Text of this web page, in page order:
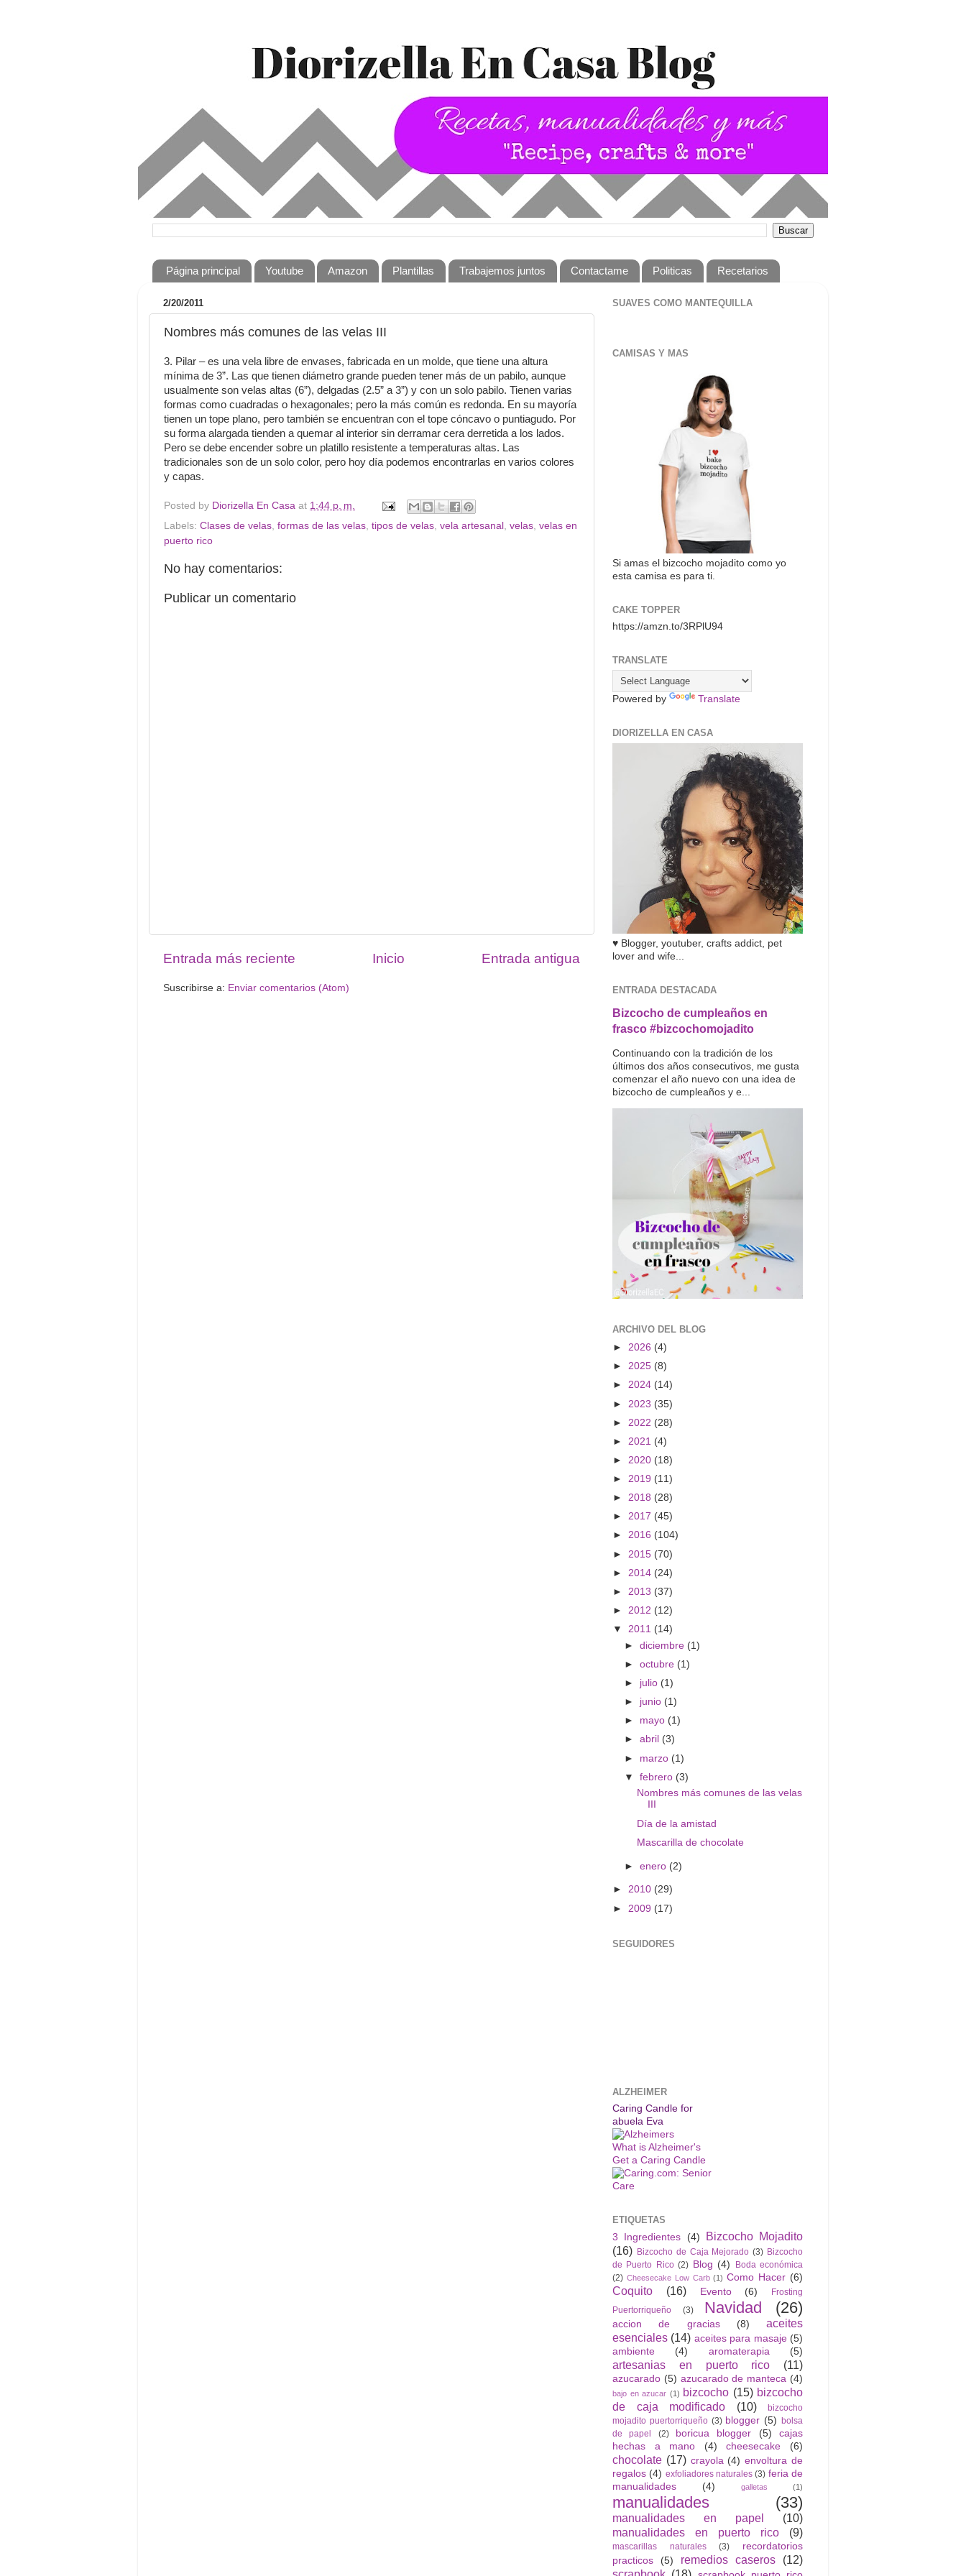
Página principal Youtube Amazon Plantillas Trabajemos juntos Contactame Politicas Recetarios
2/20/2011
Nombres más comunes de las velas III
3. Pilar – es una vela libre de envases, fabricada en un molde, que tiene una altura
mínima de 3”. Las que tienen diámetro grande pueden tener más de un pabilo, aunque
usualmente son velas altas (6”), delgadas (2.5” a 3”) y con un solo pabilo. Tienen varias
formas como cuadradas o hexagonales; pero la más común es redonda. En su mayoría
tienen un tope plano, pero también se encuentran con el tope cóncavo o puntiagudo. Por
su forma alargada tienden a quemar al interior sin derramar cera derretida a los lados.
Pero se debe encender sobre un platillo resistente a temperaturas altas. Las
tradicionales son de un solo color, pero hoy día podemos encontrarlas en varios colores
y capas.
Posted by Diorizella En Casa at 1:44 p. m.
Labels: Clases de velas formas de las velas tipos de velas vela artesanal velas velas en
puerto rico
No hay comentarios:
Publicar un comentario
Entrada más reciente Entrada antigua
Inicio
Suscribirse a: Enviar comentarios (Atom)
SUAVES COMO MANTEQUILLA
CAMISAS Y MAS
Si amas el bizcocho mojadito como yo
esta camisa es para ti.
CAKE TOPPER
https://amzn.to/3RPlU94
TRANSLATE
Powered by Translate
DIORIZELLA EN CASA
♥ Blogger, youtuber, crafts addict, pet
lover and wife...
ENTRADA DESTACADA
Bizcocho de cumpleaños en
frasco #bizcochomojadito
Continuando con la tradición de los
últimos dos años consecutivos, me gusta
comenzar el año nuevo con una idea de
bizcocho de cumpleaños y e...
ARCHIVO DEL BLOG
► 2026 (4)
► 2025 (8)
► 2024 (14)
► 2023 (35)
► 2022 (28)
► 2021 (4)
► 2020 (18)
► 2019 (11)
► 2018 (28)
► 2017 (45)
► 2016 (104)
► 2015 (70)
► 2014 (24)
► 2013 (37)
► 2012 (12)
▼ 2011 (14)
►diciembre (1)
►octubre (1)
► julio (1)
► junio (1)
► mayo (1)
►abril (3)
► marzo (1)
▼febrero (3)
Nombres más comunes de las velas
Día de la amistad
Mascarilla de chocolate
►enero (2)
► 2010 (29)
► 2009 (17)
SEGUIDORES
ALZHEIMER
Caring Candle for
abuela Eva
What is Alzheimer's
Get a Caring Candle
ETIQUETAS
3 Ingredientes
(4)
Bizcocho Mojadito
(16) Bizcocho de Caja Mejorado (3) Bizcocho
de Puerto Rico (2) Blog (4)
Boda económica
(2) Cheesecake Low Carb (1) Como Hacer (6)
Coquito (16) Evento (6)
Frosting
Puertorriqueño
(3) Navidad (26)
accion de gracias (8)
aceites
esenciales (14) aceites para masaje (5)
ambiente
(4) aromaterapia (5)
artesanias en puerto rico (11)
azucarado (5) azucarado de manteca (4)
bajo en azucar (1) bizcocho (15) bizcocho
de caja modificado
(10)
bizcocho
mojadito puertorriqueño (3) blogger (5) bolsa
de papel
(2) boricua blogger (5)
cajas
hechas a mano
(4) cheesecake (6)
chocolate (17) crayola (4) envoltura de
regalos (4) exfoliadores naturales (3) feria de
manualidades
(4) galletas (1)
manualidades (33)
manualidades en papel
(10)
manualidades en puerto rico
(9)
mascarillas naturales (3)
recordatorios
practicos
(5) remedios caseros
(12)